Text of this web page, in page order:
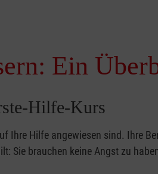
Ein
Hilfe-Kurs
Ihre Hilfe angewiesen sind. Ihre
Sie brauchen keine Angst zu